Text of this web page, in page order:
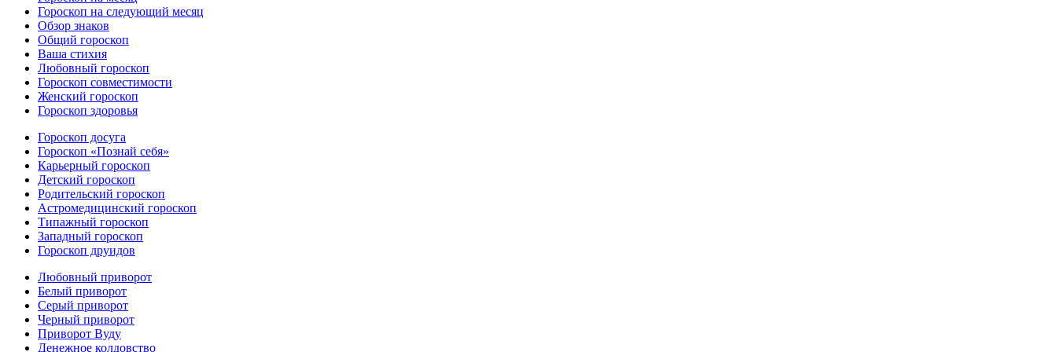
Гороскоп на следующий месяц
Обзор знаков
Общий гороскоп
Ваша стихия
Любовный гороскоп
Гороскоп совместимости
Женский гороскоп
Гороскоп здоровья
Гороскоп досуга
Гороскоп «Познай себя»
Карьерный гороскоп
Детский гороскоп
Родительский гороскоп
Астромедицинский гороскоп
Типажный гороскоп
Западный гороскоп
Гороскоп друидов
Любовный приворот
Белый приворот
Серый приворот
Черный приворот
Приворот Вуду
Денежное колдовство